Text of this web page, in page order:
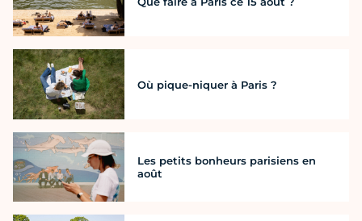
Où pique-niquer à Paris ?
Les petits bonheurs parisiens en
août